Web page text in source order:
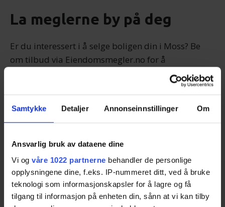
Samtykke Detaljer Annonseinnstillinger Om
Ansvarlig bruk av dataene dine
Vi og våre 1022 partnerne behandler de personlige
opplysningene dine, f.eks. IP-nummeret ditt, ved å bruke
teknologi som informasjonskapsler for å lagre og få
tilgang til informasjon på enheten din, sånn at vi kan tilby
La meglerne by på deg
Er du interessert i å selge boligen din i Moss? Be
om tilbud via Eiendomsmegler.no for å
sammenligne flere lokale meglere. Slik sikrer du at
du benytter deg av det beste tilgjengelige tilbudet